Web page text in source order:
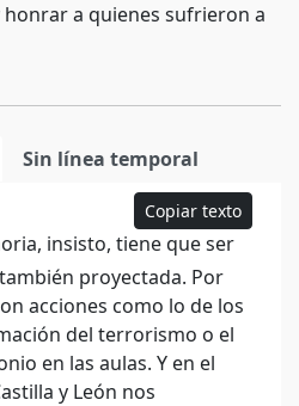
a quienes sufrieron a
Sin línea temporal
Copiar texto
insisto, tiene que ser
proyectada. Por
acciones como lo de los
del terrorismo o el
en las aulas. Y en el
y León nos